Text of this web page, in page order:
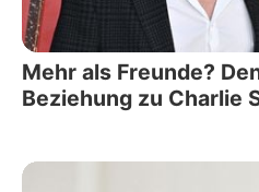
Mehr als Freunde?
Beziehung zu Charlie